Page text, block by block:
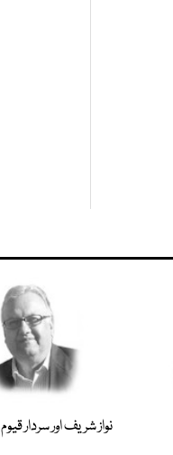
نواز شریف اور سردار قیوم